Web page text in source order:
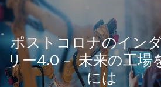
ポストコロナのイン
リー4.0－ 未来の工場
には